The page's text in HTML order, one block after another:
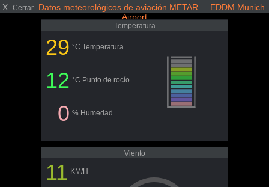
X Cerrar
Datos meteorológicos de aviación METAR EDDM Munich
Airport
Temperatura
29 °C Temperatura
12 °C Punto de rocío
0 % Humedad
Viento
11 KM/H